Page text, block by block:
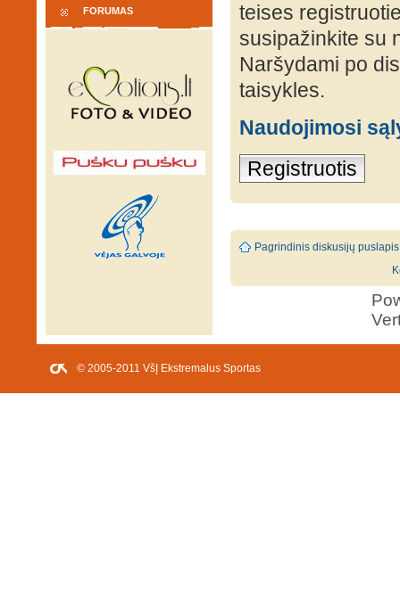
FORUMAS
teises
susipažinkite su
Naršydami po
taisykles.
Naudojimosi
Registruotis
Pagrindinis diskusijų puslapis
© 2005-2011 VšĮ Ekstremalus Sportas